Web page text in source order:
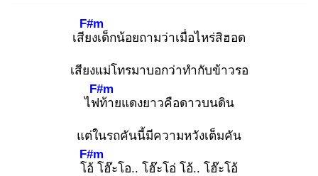
เสียง
F#m
เด็กน้อยถามว่าเมื่อไหร่สิฮอด
เสียงแม่โทรมาบอกว่าทำกับข้าวรอ
ไฟท้
F#m
ายแดงยาวคือดาวบนดิน
แต่ในรถคันนี้มีความหวังเต็มคัน
โอ้
F#m
โฮ๊ะโอ.. โฮ๊ะโอ่ โอ้.. โฮ๊ะโอ้